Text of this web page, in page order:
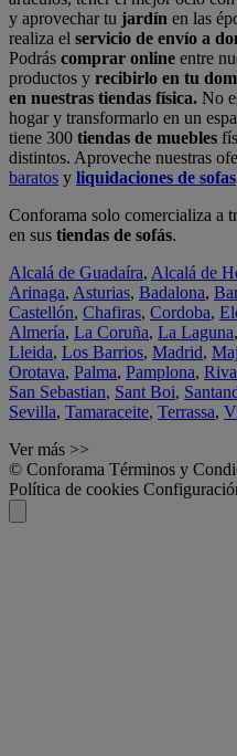
y aprovechar tu jardín en las
realiza el servicio de envío a
Podrás comprar online entre
productos y recibirlo en tu
en nuestras tiendas física. No
hogar y transformarlo en un
tiene 300 tiendas de muebles
distintos. Aproveche nuestras
baratos y liquidaciones de sofas
Conforama solo comercializa a
en sus tiendas de sofás.
Alcalá de Guadaíra, Alcalá de
Arinaga, Asturias, Badalona,
Castellón, Chafiras, Cordoba,
Almería, La Coruña, La Laguna,
Lleida, Los Barrios, Madrid,
Orotava, Palma, Pamplona,
San Sebastian, Sant Boi,
Sevilla, Tamaraceite, Terrassa,
Ver más >>
© Conforama Términos y
Política de cookies